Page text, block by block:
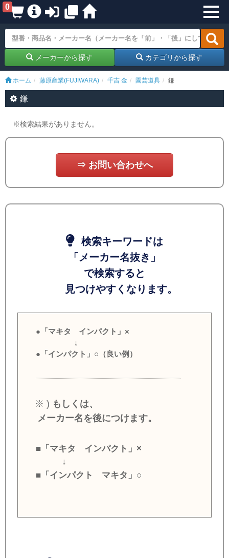
0
メーカーから探す カテゴリから探す
ホーム 藤原産業(FUJIWARA) 千吉 金 園芸道具 鎌
鎌
※検索結果がありません。
⇒ お問い合わせへ
検索キーワードは
「メーカー名抜き」
で検索すると
見つけやすくなります。
●「マキタ インパクト」×
↓
●「インパクト」○（良い例）
※ ) もしくは、
メーカー名を後につけます。
■「マキタ インパクト」×
↓
■「インパクト マキタ」○